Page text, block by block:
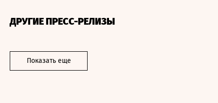
ДРУГИЕ ПРЕСС-РЕЛИЗЫ
Показать еще